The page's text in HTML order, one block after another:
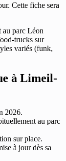
Cette fiche sera
au parc Léon
trucks sur
variés (funk,
à Limeil-
2026.
au parc
sur place.
à jour dès sa